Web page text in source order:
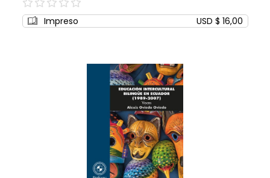
0%
Impreso USD $ 16,00